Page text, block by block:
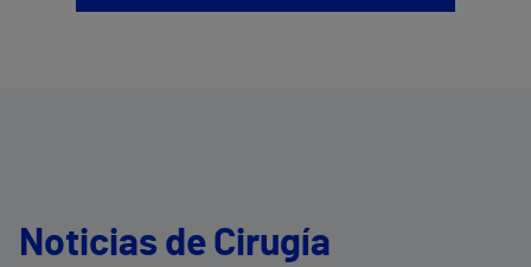
Noticias de Cirugía